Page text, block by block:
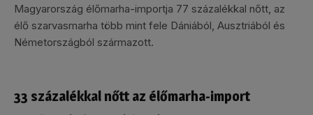
Magyarország élőmarha-importja 77 százalékkal nőtt, az
élő szarvasmarha több mint fele Dániából, Ausztriából és
Németországból származott.
33 százalékkal nőtt az élőmarha-import